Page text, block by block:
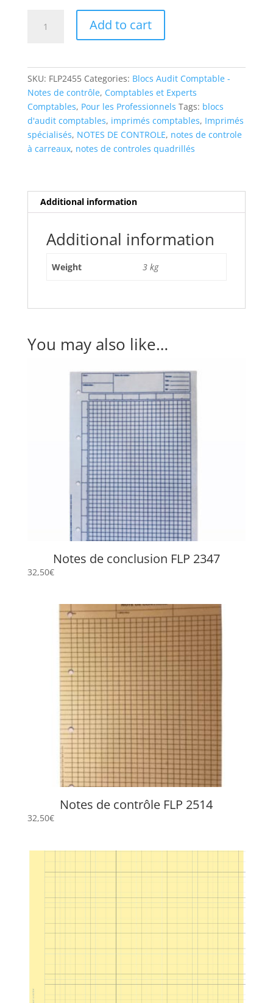
quantity
Add to cart
SKU: FLP2455 Categories: Blocs Audit Comptable -
Notes de contrôle, Comptables et Experts
Comptables, Pour les Professionnels Tags: blocs
d'audit comptables, imprimés comptables, Imprimés
spécialisés, NOTES DE CONTROLE, notes de controle
à carreaux, notes de controles quadrillés
Additional information
Additional information
Weight 3 kg
You may also like…
Notes de conclusion FLP 2347
32,50€
Notes de contrôle FLP 2514
32,50€